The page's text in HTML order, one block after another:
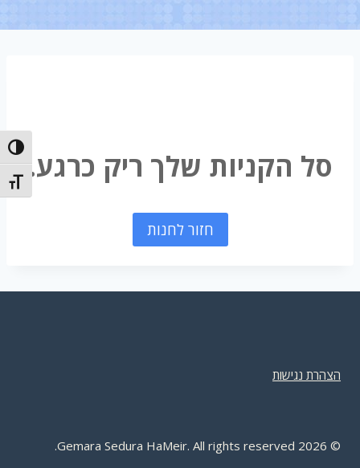
מתג
סל הקניות שלך ריק כרגע.
חזור לחנות
הצהרת נגישות
©
2026